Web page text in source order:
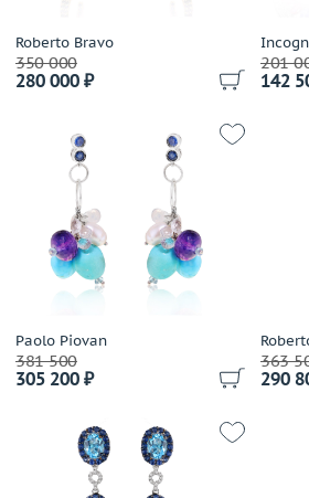
Roberto Bravo
350 000
280 000 ₽
201
142
Paolo Piovan
381 500
305 200 ₽
363
290